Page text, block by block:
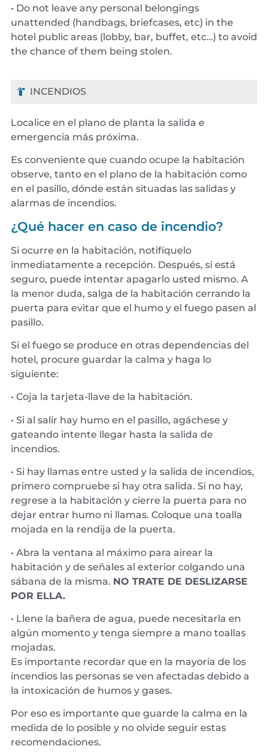
• Do not leave any personal belongings
unattended (handbags, briefcases, etc) in the
hotel public areas (lobby, bar, buffet, etc…) to avoid
the chance of them being stolen.
INCENDIOS
Localice en el plano de planta la salida e
emergencia más próxima.
Es conveniente que cuando ocupe la habitación
observe, tanto en el plano de la habitación como
en el pasillo, dónde están situadas las salidas y
alarmas de incendios.
¿Qué hacer en caso de incendio?
Si ocurre en la habitación, notifíquelo
inmediatamente a recepción. Después, si está
seguro, puede intentar apagarlo usted mismo. A
la menor duda, salga de la habitación cerrando la
puerta para evitar que el humo y el fuego pasen al
pasillo.
Si el fuego se produce en otras dependencias del
hotel, procure guardar la calma y haga lo
siguiente:
• Coja la tarjeta-llave de la habitación.
• Si al salir hay humo en el pasillo, agáchese y
gateando intente llegar hasta la salida de
incendios.
• Si hay llamas entre usted y la salida de incendios,
primero compruebe si hay otra salida. Si no hay,
regrese a la habitación y cierre la puerta para no
dejar entrar humo ni llamas. Coloque una toalla
mojada en la rendija de la puerta.
• Abra la ventana al máximo para airear la
habitación y de señales al exterior colgando una
sábana de la misma. NO TRATE DE DESLIZARSE
POR ELLA.
• Llene la bañera de agua, puede necesitarla en
algún momento y tenga siempre a mano toallas
mojadas.
Es importante recordar que en la mayoría de los
incendios las personas se ven afectadas debido a
la intoxicación de humos y gases.
Por eso es importante que guarde la calma en la
medida de lo posible y no olvide seguir estas
recomendaciones.